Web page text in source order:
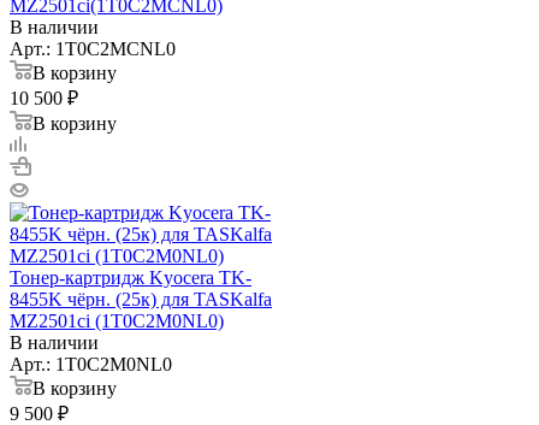
MZ2501ci(1T0C2MCNL0)
В наличии
Арт.: 1T0C2MCNL0
В корзину
10 500 ₽
В корзину
Тонер-картридж Kyocera TK-
8455K чёрн. (25к) для TASKalfa
MZ2501ci (1T0C2M0NL0)
В наличии
Арт.: 1T0C2M0NL0
В корзину
9 500 ₽